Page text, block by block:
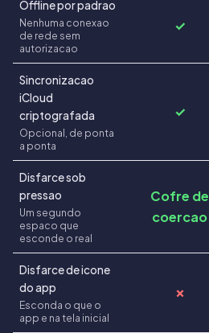
Offline por padrao
Nenhuma conexao
de rede sem
autorizacao
✓
Sincronizacao
iCloud
criptografada
Opcional, de ponta
a ponta
✓
Disfarce sob
pressao
Um segundo
espaco que
esconde o real
Cofre de
coercao
Disfarce de icone
do app
Esconda o que o
app e na tela inicial
✗